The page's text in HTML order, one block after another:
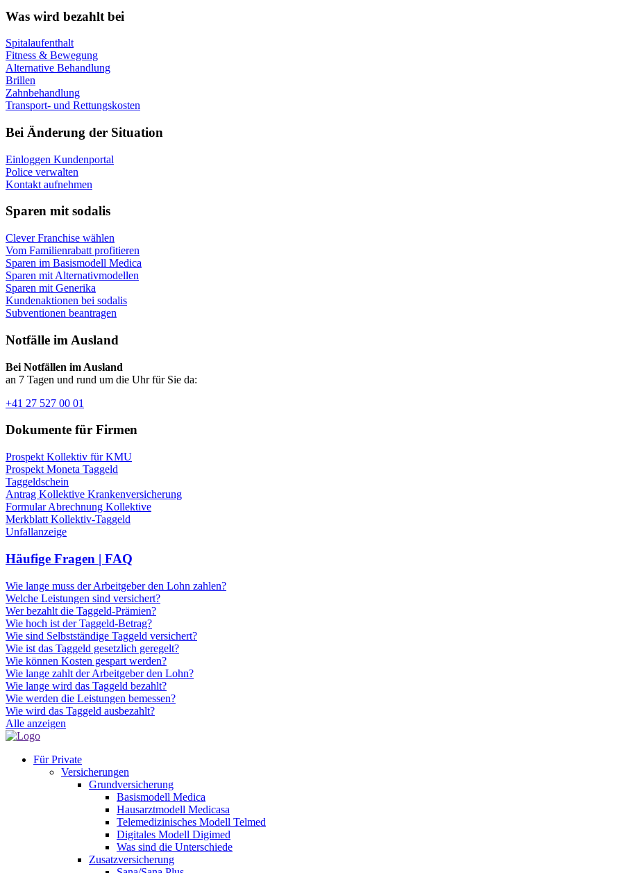
Was wird bezahlt bei
Spitalaufenthalt
Fitness & Bewegung
Alternative Behandlung
Brillen
Zahnbehandlung
Transport- und Rettungskosten
Bei Änderung der Situation
Einloggen Kundenportal
Police verwalten
Kontakt aufnehmen
Sparen mit sodalis
Clever Franchise wählen
Vom Familienrabatt profitieren
Sparen im Basismodell Medica
Sparen mit Alternativmodellen
Sparen mit Generika
Kundenaktionen bei sodalis
Subventionen beantragen
Notfälle im Ausland
Bei Notfällen im Ausland
an 7 Tagen und rund um die Uhr für Sie da:
+41 27 527 00 01
Dokumente für Firmen
Prospekt Kollektiv für KMU
Prospekt Moneta Taggeld
Taggeldschein
Antrag Kollektive Krankenversicherung
Formular Abrechnung Kollektive
Merkblatt Kollektiv-Taggeld
Unfallanzeige
Häufige Fragen | FAQ
Wie lange muss der Arbeitgeber den Lohn zahlen?
Welche Leistungen sind versichert?
Wer bezahlt die Taggeld-Prämien?
Wie hoch ist der Taggeld-Betrag?
Wie sind Selbstständige Taggeld versichert?
Wie ist das Taggeld gesetzlich geregelt?
Wie können Kosten gespart werden?
Wie lange zahlt der Arbeitgeber den Lohn?
Wie lange wird das Taggeld bezahlt?
Wie werden die Leistungen bemessen?
Wie wird das Taggeld ausbezahlt?
Alle anzeigen
Für Private
Versicherungen
Grundversicherung
Basismodell Medica
Hausarztmodell Medicasa
Telemedizinisches Modell Telmed
Digitales Modell Digimed
Was sind die Unterschiede
Zusatzversicherung